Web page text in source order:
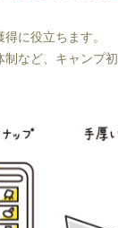
に役立ちます。
など、キャンプ